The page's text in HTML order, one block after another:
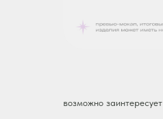
возможно заинтересует